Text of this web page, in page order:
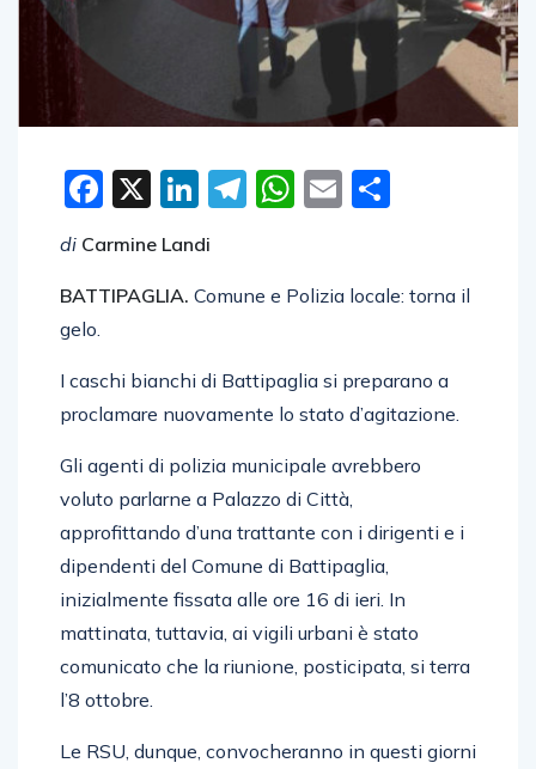
Facebook
X LinkedIn
Telegram
WhatsApp
Email
di Carmine Landi
BATTIPAGLIA. Comune e Polizia locale: torna il
gelo.
I caschi bianchi di Battipaglia si preparano a
proclamare nuovamente lo stato d’agitazione.
Gli agenti di polizia municipale avrebbero
voluto parlarne a Palazzo di Città,
approfittando d’una trattante con i dirigenti e i
dipendenti del Comune di Battipaglia,
inizialmente fissata alle ore 16 di ieri. In
mattinata, tuttavia, ai vigili urbani è stato
comunicato che la riunione, posticipata, si terra
l’8 ottobre.
Le RSU, dunque, convocheranno in questi giorni